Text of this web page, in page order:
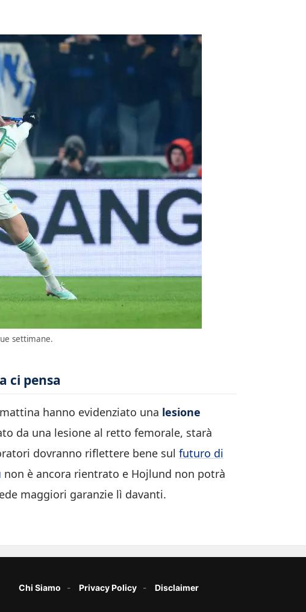
settimane.
ci pensa
hanno evidenziato una lesione
da una lesione al retto femorale, starà
dovranno riflettere bene sul futuro di
non è ancora rientrato e Hojlund non potrà
maggiori garanzie lì davanti.
Chi Siamo Privacy Policy Disclaimer